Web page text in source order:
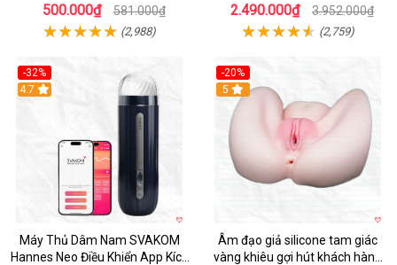
nam
500.000₫ 581.000₫
(2,988)
Điều Khiển
2.490.000₫ 3.952.000₫
(2,759)
-32%
Hot
4.7
Máy Thủ Dâm Nam SVAKOM
Hannes Neo Điều Khiển App Kích
-20%
Hot
5
Âm đạo giả silicone tam giác
vàng khiêu gợi hút khách hàng